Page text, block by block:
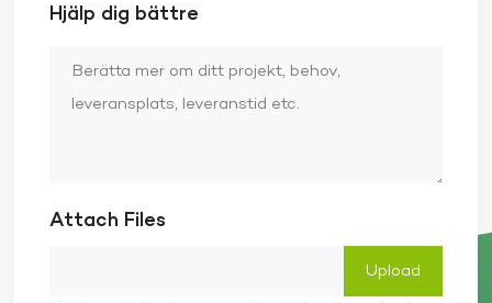
Hjälp dig bättre
Attach Files